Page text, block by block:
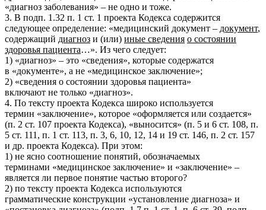
«диагноз заболевания» – не одно и тоже.
3. В подп. 1.32 п. 1 ст. 1 проекта Кодекса содержится
следующее определение: «медицинский документ – документ,
содержащий диагноз и (или) иные сведения о состоянии
здоровья пациента…». Из чего следует:
1) «диагноз» – это «сведения», которые содержатся
в «документе», а не «медицинское заключение»;
2) «сведения о состоянии здоровья пациента»
включают не только «диагноз».
4. По тексту проекта Кодекса широко используется
термин «заключение», которое «оформляется или создается»
(п. 2 ст. 107 проекта Кодекса), «выносится» (п. 5 и 6 ст. 108, п.
5 ст. 111, п. 1 ст. 113, п. 3, 6, 10, 12, 14 и 19 ст. 146, п. 2 ст. 157
и др. проекта Кодекса). При этом:
1) не ясно соотношение понятий, обозначаемых
терминами «медицинское заключение» и «заключение» –
является ли первое понятие частью второго?
2) по тексту проекта Кодекса используются
грамматические конструкции «установление диагноза» и